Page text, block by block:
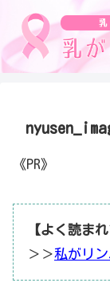
《PR》
【よく読ま
＞＞私がリ